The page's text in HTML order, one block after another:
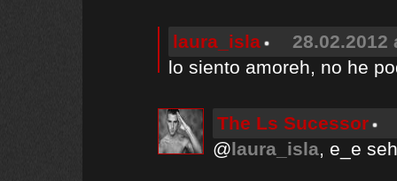
laura_isla
28.02.2012
lo siento amoreh, no he
The Ls Sucessor
@laura_isla, e_e seh